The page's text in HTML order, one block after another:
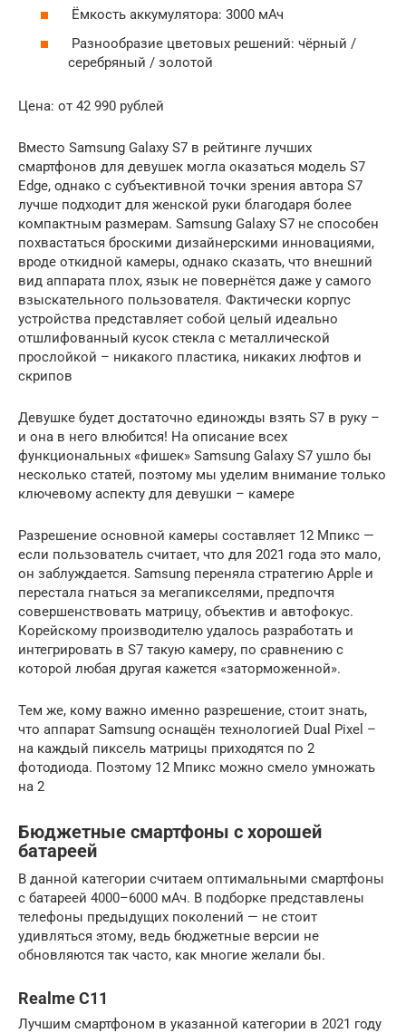
Ёмкость аккумулятора: 3000 мАч
Разнообразие цветовых решений: чёрный /
серебряный / золотой
Цена: от 42 990 рублей
Вместо Samsung Galaxy S7 в рейтинге лучших
смартфонов для девушек могла оказаться модель S7
Edge, однако с субъективной точки зрения автора S7
лучше подходит для женской руки благодаря более
компактным размерам. Samsung Galaxy S7 не способен
похвастаться броскими дизайнерскими инновациями,
вроде откидной камеры, однако сказать, что внешний
вид аппарата плох, язык не повернётся даже у самого
взыскательного пользователя. Фактически корпус
устройства представляет собой целый идеально
отшлифованный кусок стекла с металлической
прослойкой – никакого пластика, никаких люфтов и
скрипов
Девушке будет достаточно единожды взять S7 в руку –
и она в него влюбится! На описание всех
функциональных «фишек» Samsung Galaxy S7 ушло бы
несколько статей, поэтому мы уделим внимание только
ключевому аспекту для девушки – камере
Разрешение основной камеры составляет 12 Мпикс —
если пользователь считает, что для 2021 года это мало,
он заблуждается. Samsung переняла стратегию Apple и
перестала гнаться за мегапикселями, предпочтя
совершенствовать матрицу, объектив и автофокус.
Корейскому производителю удалось разработать и
интегрировать в S7 такую камеру, по сравнению с
которой любая другая кажется «заторможенной».
Тем же, кому важно именно разрешение, стоит знать,
что аппарат Samsung оснащён технологией Dual Pixel –
на каждый пиксель матрицы приходятся по 2
фотодиода. Поэтому 12 Мпикс можно смело умножать
на 2
Бюджетные смартфоны с хорошей
батареей
В данной категории считаем оптимальными смартфоны
с батареей 4000–6000 мАч. В подборке представлены
телефоны предыдущих поколений — не стоит
удивляться этому, ведь бюджетные версии не
обновляются так часто, как многие желали бы.
Realme C11
Лучшим смартфоном в указанной категории в 2021 году